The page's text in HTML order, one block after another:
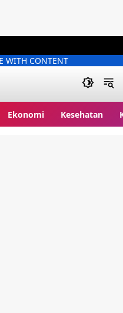
WITH CONTENT
Ekonomi Kesehatan